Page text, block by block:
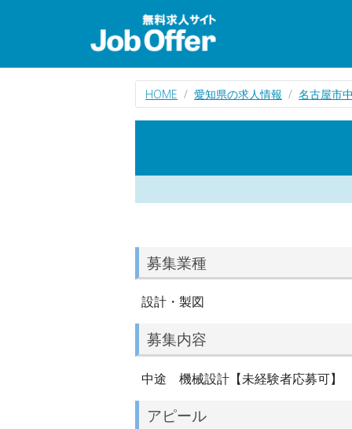
HOME 愛知県の求人情報 名古屋市
募集業種
設計・製図
募集内容
中途 機械設計【未経験者応募可】
アピール